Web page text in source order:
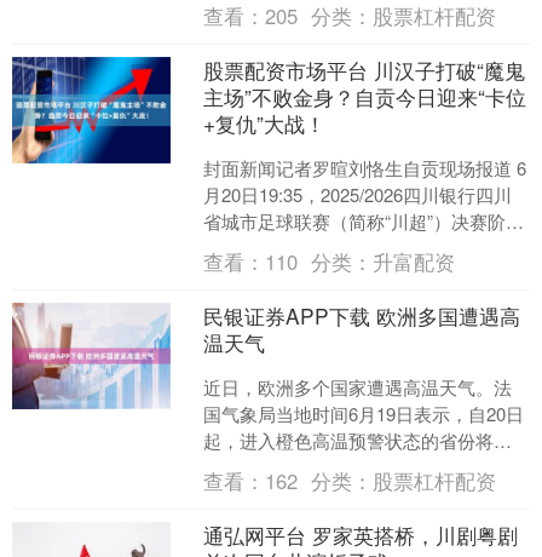
查看：205 分类： 股票杠杆配资
股票配资市场平台 川汉子打破“魔鬼
主场”不败金身？自贡今日迎来“卡位
+复仇”大战！
封面新闻记者罗暄刘恪生自贡现场报道 6
月20日19:35，2025/2026四川银行四川
省城市足球联赛（简称“川超”）决赛阶段
第十五轮比赛即将打响，自贡灯城燊
龙....
查看： 110 分类： 升富配资
民银证券APP下载 欧洲多国遭遇高
温天气
近日，欧洲多个国家遭遇高温天气。法
国气象局当地时间6月19日表示，自20日
起，进入橙色高温预警状态的省份将增
加至60个，约占法国全国省份总数的三
分之二。 法国气....
查看： 162 分类： 股票杠杆配资
通弘网平台 罗家英搭桥，川剧粤剧